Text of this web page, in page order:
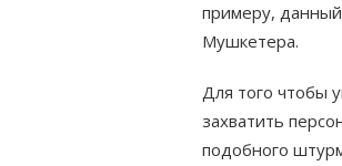
примеру,
Мушкетера.
Для того чтобы
захватить
подобного